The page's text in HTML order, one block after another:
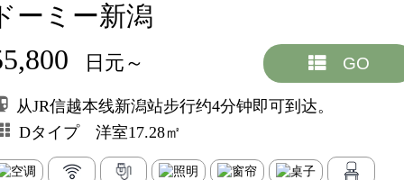
ーミー新潟
日元～ GO
从JR信越本线新潟站步行约4分钟即可到达。
Dタイプ 洋室17.28㎡